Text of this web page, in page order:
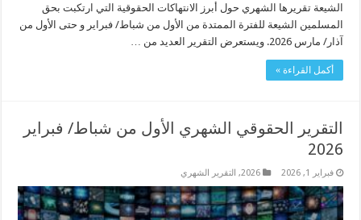
الشيعة تقريرها الشهري حول أبرز الانتهاكات الحقوقية التي ارتكبت بحق
المسلمين الشيعة للفترة الممتدة من الأول من شباط/ فبراير و حتى الأول من
آذار/ مارس 2026. ويستعرض التقرير العديد من …
أكمل القراءة »
التقرير الحقوقي الشهري الأول من شباط/ فبراير
2026
فبراير 1, 2026 2026
, التقرير الشهري